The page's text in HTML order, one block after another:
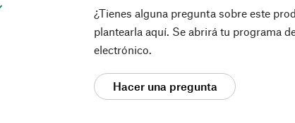
¿Tienes alguna pregunta sobre este
plantearla aquí. Se abrirá tu programa
electrónico.
Hacer una pregunta